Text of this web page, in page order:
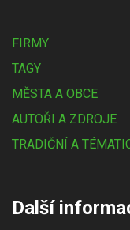
FIRMY
TAGY
MĚSTA A OBCE
AUTOŘI A ZDROJE
TRADIČNÍ A
Další